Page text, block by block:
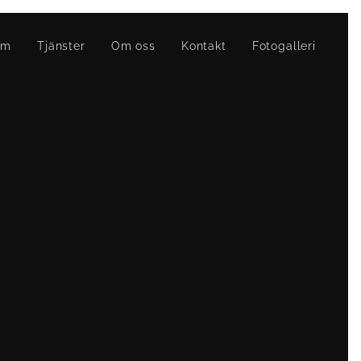
Tjänster Om oss Kontakt Fotogalleri